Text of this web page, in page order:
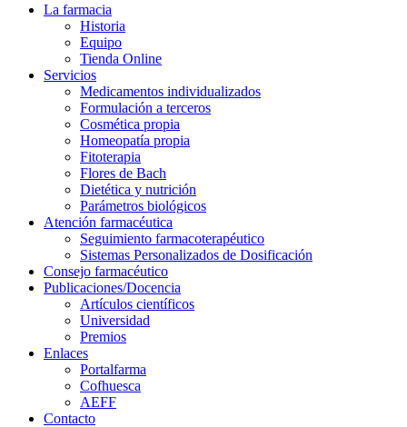
La farmacia
Historia
Equipo
Tienda Online
Servicios
Medicamentos individualizados
Formulación a terceros
Cosmética propia
Homeopatía propia
Fitoterapia
Flores de Bach
Dietética y nutrición
Parámetros biológicos
Atención farmacéutica
Seguimiento farmacoterapéutico
Sistemas Personalizados de Dosificación
Consejo farmacéutico
Publicaciones/Docencia
Artículos científicos
Universidad
Premios
Enlaces
Portalfarma
Cofhuesca
AEFF
Contacto